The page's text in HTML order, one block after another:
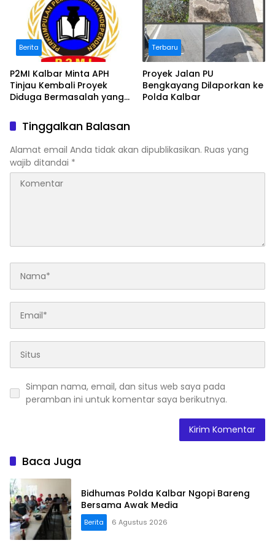
Berita
P2MI Kalbar Minta APH
Tinjau Kembali Proyek
Diduga Bermasalah yang
Terbaru
Proyek Jalan PU
Bengkayang Dilaporkan ke
Polda Kalbar
Tinggalkan Balasan
Alamat email Anda tidak akan dipublikasikan. Ruas yang
wajib ditandai *
Simpan nama, email, dan situs web saya pada
peramban ini untuk komentar saya berikutnya.
Baca Juga
Bidhumas Polda Kalbar Ngopi Bareng
Bersama Awak Media
Berita 6 Agustus 2026